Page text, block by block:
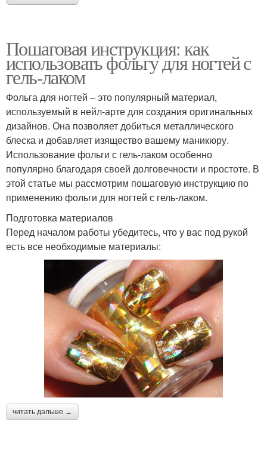
Пошаговая инструкция: как
использовать фольгу для ногтей с
гель-лаком
Фольга для ногтей – это популярный материал,
используемый в нейл-арте для создания оригинальных
дизайнов. Она позволяет добиться металлического
блеска и добавляет изящество вашему маникюру.
Использование фольги с гель-лаком особенно
популярно благодаря своей долговечности и простоте. В
этой статье мы рассмотрим пошаговую инструкцию по
применению фольги для ногтей с гель-лаком.
Подготовка материалов
Перед началом работы убедитесь, что у вас под рукой
есть все необходимые материалы:
читать дальше →